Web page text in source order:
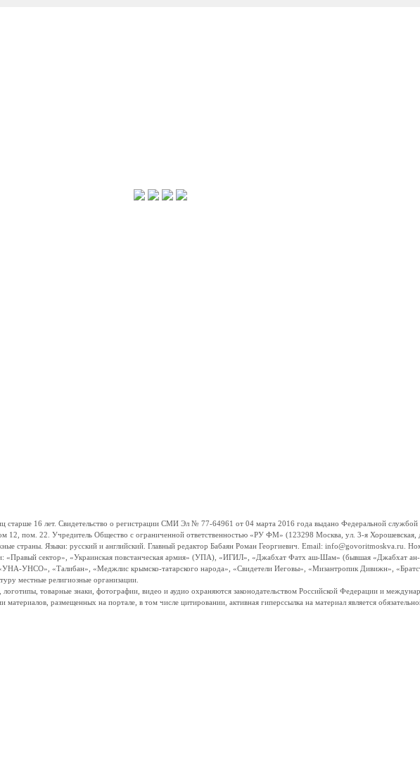
16 лет. Свидетельство о регистрации СМИ Эл № 77-64961 от 04 марта 2016 года выдано Федеральной службой
12, пом. 22. Учредитель Общество с ограниченной ответственностью «РУ ФМ» (123298 Москва, ул. 3-я
страны. Языки: русский и английский. Главный редактор Бабаян Роман Георгиевич. Email: info@govoritmoskva.ru.
«Правый сектор», «Украинская повстанческая армия» (УПА), «ИГИЛ», «Джабхат Фатх аш-Шам» (бывшая «Джабхат
УНСО», «Талибан», «Меджлис крымско-татарского народа», «Свидетели Иеговы», «Мизантропик Дивижн»,
местные религиозные организации.
товарные знаки, фотографии, видео и аудио охраняются законодательством Российской Федерации и
размещенных на портале, в том числе цитировании, активная гиперссылка на материал является